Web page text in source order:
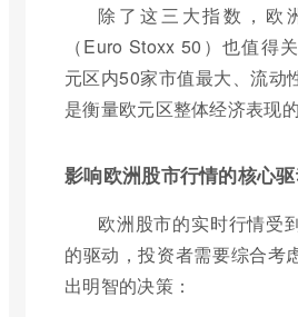
除了这三大指数，欧
（Euro Stoxx 50）也值得
元区内50家市值最大、流动
是衡量欧元区整体经济表现的
影响欧洲股市行情的核心
欧洲股市的实时行情受
的驱动，投资者需要综合考
出明智的决策：